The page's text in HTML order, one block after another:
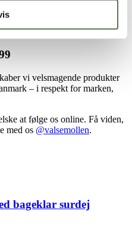
en genvej til endnu lækrere
udvalgt for at give dig den
vi velsmagende produkter
– i respekt for marken,
at følge os online. Få viden,
med os @valsemollen.
bageklar surdej